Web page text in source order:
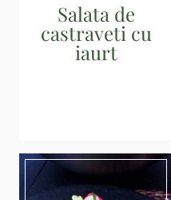
Salata de
castraveti cu
iaurt